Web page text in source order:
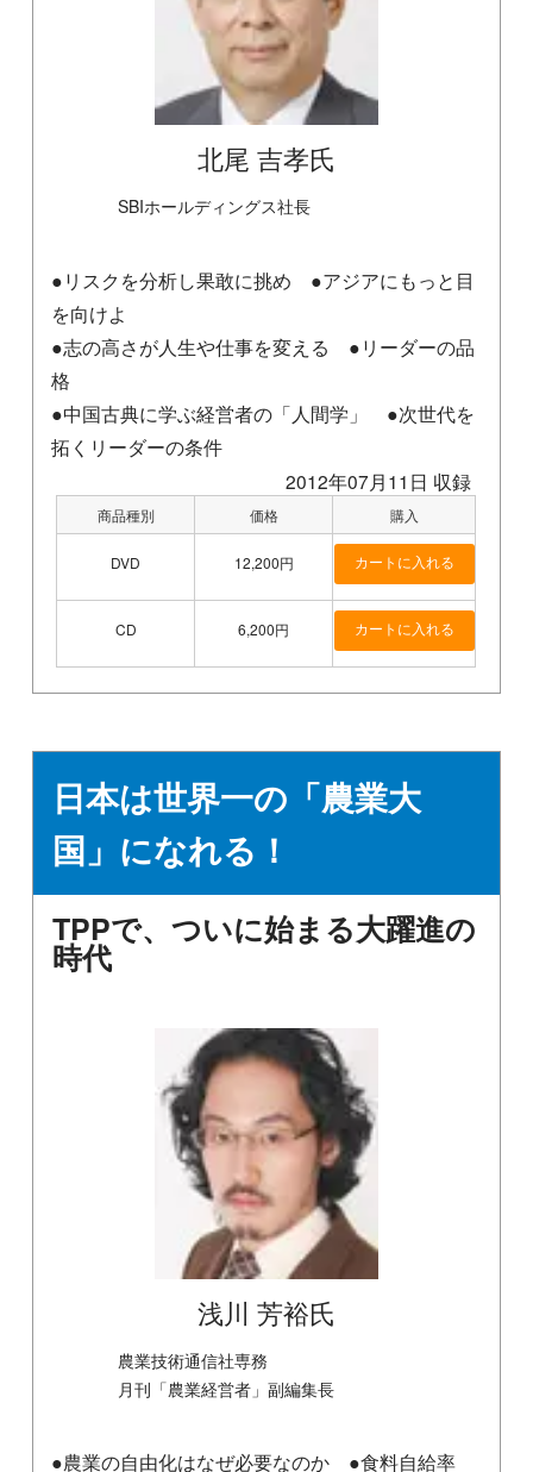
北尾 吉孝氏
SBIホールディングス社長
●リスクを分析し果敢に挑め ●アジアにもっと目
を向けよ
●志の高さが人生や仕事を変える ●リーダーの品
格
●中国古典に学ぶ経営者の「人間学」 ●次世代を
拓くリーダーの条件
2012年07月11日 収録
商品種別 価格 購入
DVD 12,200円
CD 6,200円
日本は世界一の「農業大
国」になれる！
TPPで、ついに始まる大躍進の
時代
浅川 芳裕氏
農業技術通信社専務
月刊「農業経営者」副編集長
●農業の自由化はなぜ必要なのか ●食料自給率